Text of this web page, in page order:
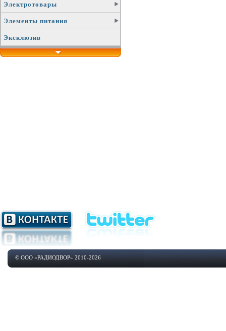
Электротовары
Элементы питания
Эксклюзив
© ООО «РАДИОДВОР» 2010-2026